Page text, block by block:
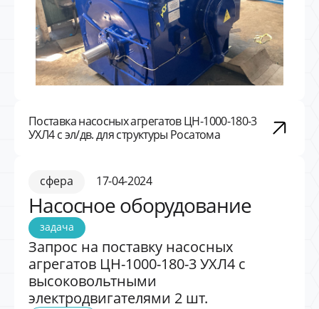
Поставка насосных агрегатов ЦН-1000-180-3
УХЛ4 с эл/дв. для структуры Росатома
сфера 17-04-2024
Насосное оборудование
задача
Запрос на поставку насосных
агрегатов ЦН-1000-180-3 УХЛ4 с
высоковольтными
электродвигателями 2 шт.